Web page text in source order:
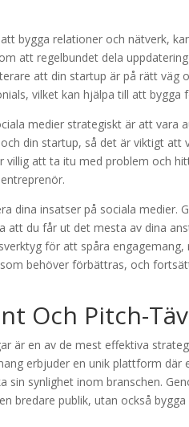
bygga relationer och nätverk,
att regelbundet dela
att din startup är på rätt väg
vilket kan hjälpa till att bygga
medier strategiskt är att vara
din startup, så det är viktigt
villig att ta itu med problem och
dina insatser på sociala medier.
att du får ut det mesta av dina
för att spåra
behöver förbättras, och
Och Pitch-
är en av de mest effektiva
erbjuder en unik plattform
sin synlighet inom branschen.
bredare publik, utan också